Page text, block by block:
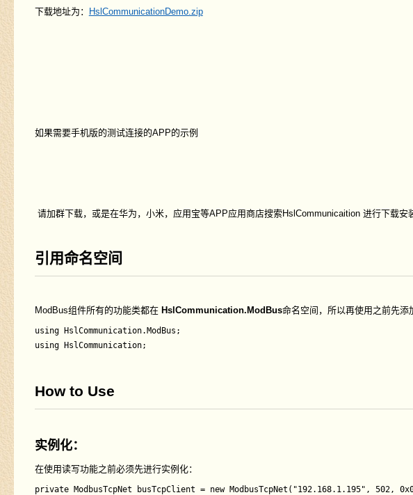
下载地址为：
HslCommunicationDemo.zip
如果需要手机版的测试连接的APP的示例
请加群下载，或是在华为，小米，应用宝等APP应用商店搜索HslCommunicaition 进行下载安
引用命名空间
ModBus组件所有的功能类都在 HslCommunication.ModBus命名空间，所以再使用之前先添
using HslCommunication.ModBus;
How to Use
实例化：
在使用读写功能之前必须先进行实例化：
private ModbusTcpNet busTcpClient = new ModbusTcpNet("192.168.1.195", 502,